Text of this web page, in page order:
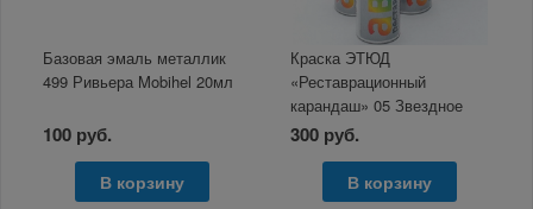
Базовая эмаль металлик
499 Ривьера Mobihel 20мл
100 руб.
В корзину
Краска ЭТЮД
«Реставрационный
карандаш» 05 Звездное
небо металлик 12мл
300 руб.
В корзину